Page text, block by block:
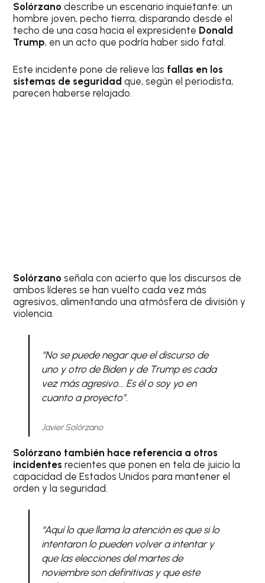
Solórzano describe un escenario inquietante: un
hombre joven, pecho tierra, disparando desde el
techo de una casa hacia el expresidente Donald
Trump, en un acto que podría haber sido fatal.
Este incidente pone de relieve las fallas en los
sistemas de seguridad que, según el periodista,
parecen haberse relajado.
Solórzano señala con acierto que los discursos de
ambos líderes se han vuelto cada vez más
agresivos, alimentando una atmósfera de división y
violencia.
“No se puede negar que el discurso de
uno y otro de Biden y de Trump es cada
vez más agresivo… Es él o soy yo en
cuanto a proyecto”.
Javier Solórzano
Solórzano también hace referencia a otros
incidentesrecientes que ponen en tela de juicio la
capacidad de Estados Unidos para mantener el
orden y la seguridad.
“Aquí lo que llama la atención es que si lo
intentaron lo pueden volver a intentar y
que las elecciones del martes de
noviembre son definitivas y que este